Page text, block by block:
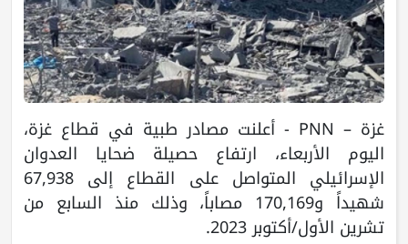
غزة – PNN - أعلنت مصادر طبية في قطاع غزة،
اليوم الأربعاء، ارتفاع حصيلة ضحايا العدوان
الإسرائيلي المتواصل على القطاع إلى 67,938
شهيداً و170,169 مصاباً، وذلك منذ السابع من
تشرين الأول/أكتوبر 2023.